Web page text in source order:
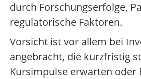
durch Forschungserfolge,
regulatorische Faktoren.
Vorsicht ist vor allem bei
angebracht, die kurzfristig
Kursimpulse erwarten oder